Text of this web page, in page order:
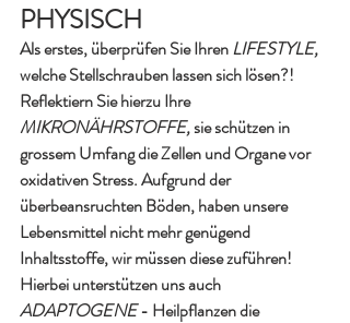
PHYSISCH
Als erstes, überprüfen Sie Ihren LIFESTYLE,
welche Stellschrauben lassen sich lösen?!
Reflektiern Sie hierzu Ihre
MIKRONÄHRSTOFFE, sie schützen in
grossem Umfang die Zellen und Organe vor
oxidativen Stress. Aufgrund der
überbeansruchten Böden, haben unsere
Lebensmittel nicht mehr genügend
Inhaltsstoffe, wir müssen diese zuführen!
Hierbei unterstützen uns auch
ADAPTOGENE - Heilpflanzen die